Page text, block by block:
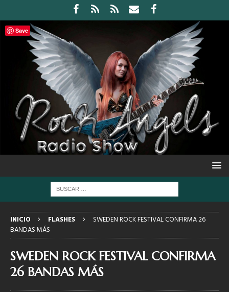
INICIO FLASHES
SWEDEN ROCK FESTIVAL CONFIRMA 26
BANDAS MÁS
SWEDEN ROCK FESTIVAL CONFIRMA
26 BANDAS MÁS
Save